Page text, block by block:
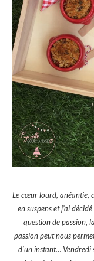
Le cœur lourd, anéantie,
en suspens et j’ai
question de passion,
passion peut nous
d’un instant… Vendredi